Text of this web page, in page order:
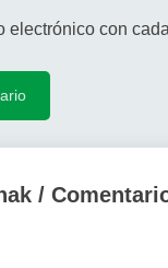
electrónico con
/